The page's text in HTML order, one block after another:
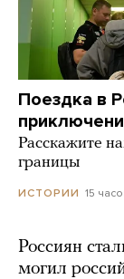
Поездка в
Расскажите
границы
ИСТОРИИ 15
Россиян
могил